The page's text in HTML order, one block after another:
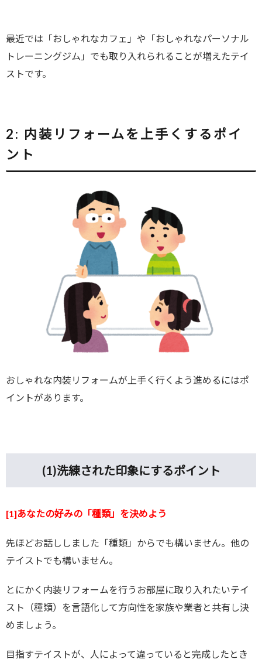
最近では「おしゃれなカフェ」や「おしゃれなパーソナル
トレーニングジム」でも取り入れられることが増えたテイ
ストです。
2: 内装リフォームを上手くするポイ
ント
おしゃれな内装リフォームが上手く行くよう進めるにはポ
イントがあります。
(1)洗練された印象にするポイント
[1]あなたの好みの「種類」を決めよう
先ほどお話ししました「種類」からでも構いません。他の
テイストでも構いません。
とにかく内装リフォームを行うお部屋に取り入れたいテイ
スト（種類）を言語化して方向性を家族や業者と共有し決
めましょう。
目指すテイストが、人によって違っていると完成したとき